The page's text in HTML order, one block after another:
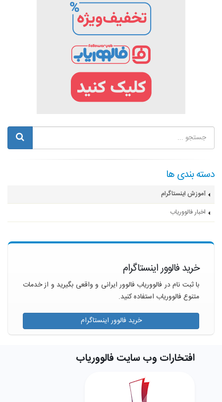
دسته بندی ها
آموزش اینستاگرام
اخبار فالووریاب
خرید فالوور اینستاگرام
با ثبت نام در فالووریاب فالوور ایرانی و واقعی بگیرید و از خدمات
متنوع فالووریاب استفاده کنید.
خرید فالوور اینستاگرام
افتخارات وب سایت فالووریاب